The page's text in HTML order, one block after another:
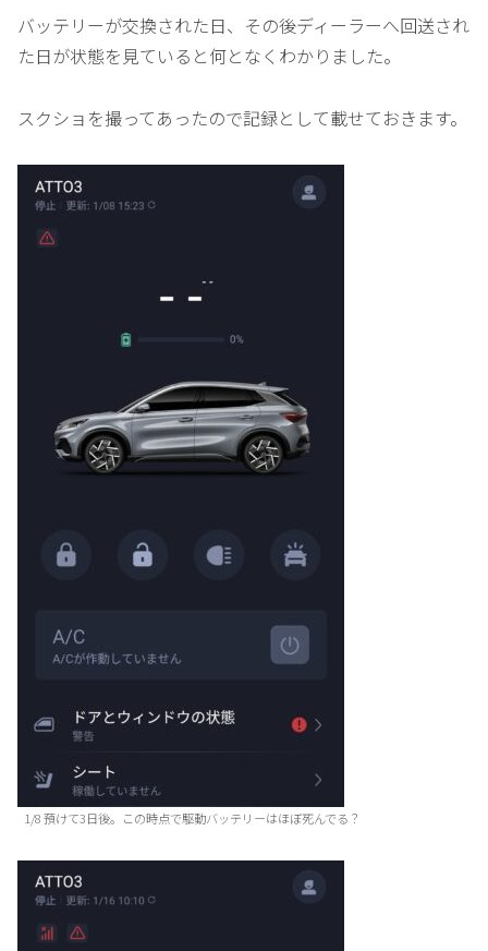
バッテリーが交換された日、その後ディーラーへ回送され
た日が状態を見ていると何となくわかりました。
スクショを撮ってあったので記録として載せておきます。
1/8 預けて3日後。この時点で駆動バッテリーはほぼ死んでる？